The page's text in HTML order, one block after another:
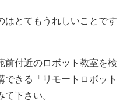
はとてもうれしいことです
前付近のロボット教室を検
きる「リモートロボット
下さい。